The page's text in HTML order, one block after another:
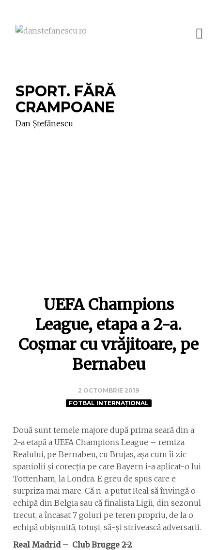
SPORT. FĂRĂ
CRAMPOANE
Dan Ștefănescu
UEFA Champions
League, etapa a 2-a.
Coșmar cu vrăjitoare, pe
Bernabeu
2 OCTOMBRIE 2019
FOTBAL INTERNAȚIONAL
Două sunt temele majore după prima seară din a
2-a etapă a UEFA Champions League – remiza
Realului, pe Bernabeu, cu Brujas, așa cum îi zic
spaniolii și corecția pe care Bayern i-a aplicat-o lui
Tottenham, la Londra. E greu de spus care e
surpriza mai mare. Că n-a putut Real să învingă o
echipă din Belgia sau că finalista Ligii, din sezonul
trecut, a încasat 7 goluri pe teren propriu, de la o
echipă obișnuită, totuși, să-și strivească adversarii.
Real Madrid – Club Brugge 2-2